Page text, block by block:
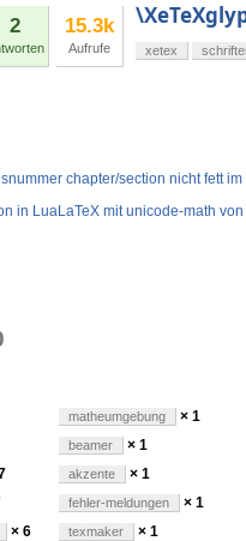
2 15.3k
Aufrufe xetex
chapter/section nicht fett im
in LuaLaTeX mit unicode-math
× 6
matheumgebung × 1
beamer × 1
akzente × 1
fehler-meldungen × 1
texmaker × 1